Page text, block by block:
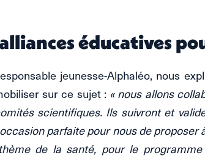
éducatives
jeunesse-Alphaléo, nous
sur ce sujet : « nous allons
scientifiques. Ils suivront et
parfaite pour nous de proposer
de la santé, pour le programme